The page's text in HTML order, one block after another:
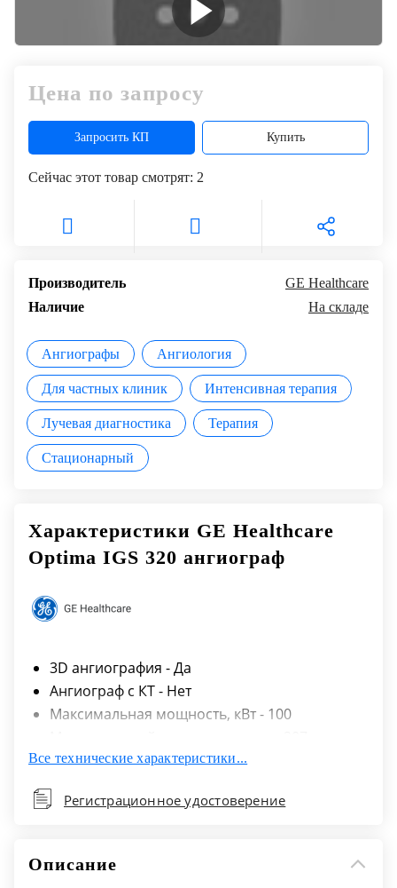
Цена по запросу
Запросить КП Купить
Сейчас этот товар смотрят: 2
Производитель
GE Healthcare
Наличие
На складе
Ангиографы Ангиология
Для частных клиник Интенсивная терапия
Лучевая диагностика Терапия
Стационарный
Характеристики GE Healthcare
Optima IGS 320 ангиограф
3D ангиография - Да
Ангиограф с КТ - Нет
Максимальная мощность, кВт - 100
Наличие РЭОП - Нет
Режим сниженной лучевой нагрузки - Да
Тип детектора - Цифровой
Все технические характеристики...
Регистрационное удостоверение
Описание